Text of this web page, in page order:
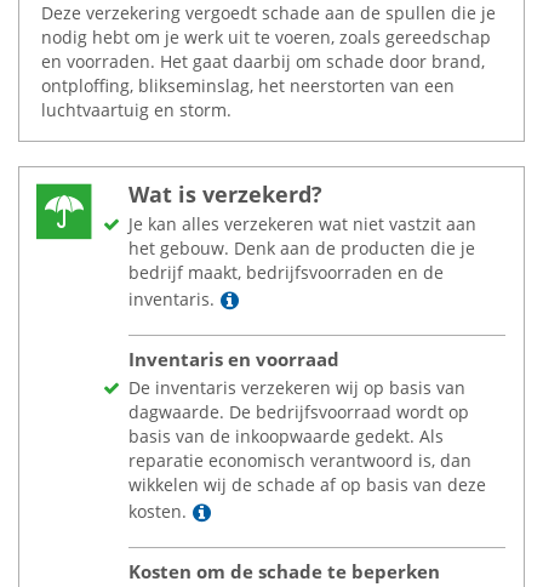
Deze verzekering vergoedt schade aan de spullen die je
nodig hebt om je werk uit te voeren, zoals gereedschap
en voorraden. Het gaat daarbij om schade door brand,
ontploffing, blikseminslag, het neerstorten van een
luchtvaartuig en storm.
Wat is verzekerd?
Je kan alles verzekeren wat niet vastzit aan
het gebouw. Denk aan de producten die je
bedrijf maakt, bedrijfsvoorraden en de
inventaris.
Lees meer
Inventaris en voorraad
De inventaris verzekeren wij op basis van
dagwaarde. De bedrijfsvoorraad wordt op
basis van de inkoopwaarde gedekt. Als
reparatie economisch verantwoord is, dan
wikkelen wij de schade af op basis van deze
kosten.
Lees meer
Kosten om de schade te beperken